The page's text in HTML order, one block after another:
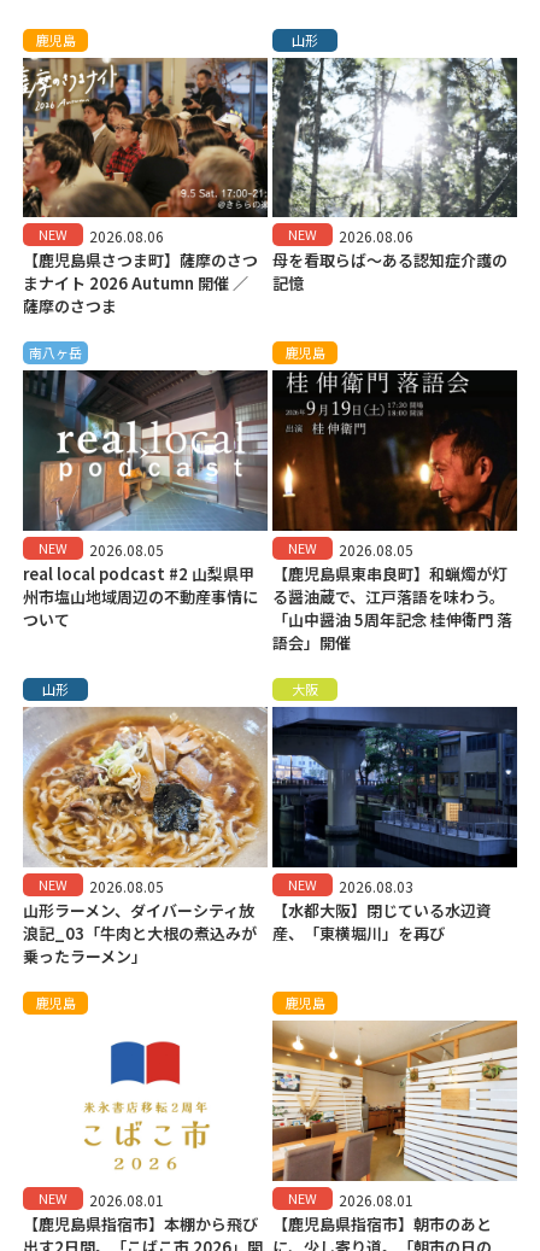
鹿児島
NEW 2026.08.06
【鹿児島県さつま町】薩摩のさつ
まナイト 2026 Autumn 開催 ／
薩摩のさつま
山形
NEW 2026.08.06
母を看取らば～ある認知症介護の
記憶
南八ヶ岳
NEW 2026.08.05
real local podcast #2 山梨県甲
州市塩山地域周辺の不動産事情に
ついて
鹿児島
NEW 2026.08.05
【鹿児島県東串良町】和蝋燭が灯
る醤油蔵で、江戸落語を味わう。
「山中醤油 5周年記念 桂伸衛門 落
語会」開催
山形
NEW 2026.08.05
山形ラーメン、ダイバーシティ放
浪記_03「牛肉と大根の煮込みが
乗ったラーメン」
大阪
NEW 2026.08.03
【水都大阪】閉じている水辺資
産、「東横堀川」を再び
鹿児島
NEW 2026.08.01
【鹿児島県指宿市】本棚から飛び
出す2日間。「こばこ市 2026」開
鹿児島
NEW 2026.08.01
【鹿児島県指宿市】朝市のあと
に、少し寄り道。「朝市の日の